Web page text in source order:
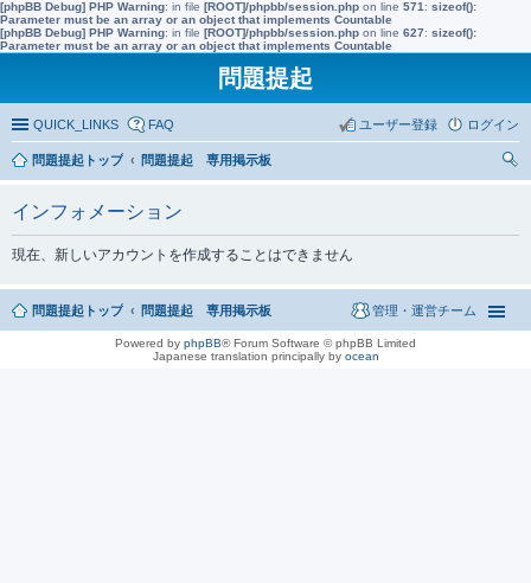
[phpBB Debug] PHP Warning: in file [ROOT]/phpbb/session.php on line 571 : sizeof():
Parameter must be an array or an object that implements Countable
[phpBB Debug] PHP Warning: in file [ROOT]/phpbb/session.php on line 627: sizeof():
Parameter must be an array or an object that implements Countable
問題提起
QUICK_LINKS FAQ ログイン
ユーザー登録
問題提起トップ
問題提起 専用掲示板
インフォメーション
現在、新しいアカウントを作成することはできません
問題提起トップ 問題提起 専用掲示板 管理・運営チーム
Powered by phpBB® Forum Software © phpBB Limited
Japanese translation principally by ocean